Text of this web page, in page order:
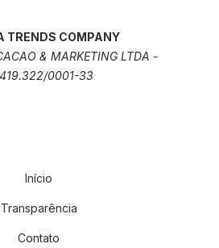
TRENDS COMPANY
& MARKETING LTDA -
0001-33
Início
Transparência
Contato